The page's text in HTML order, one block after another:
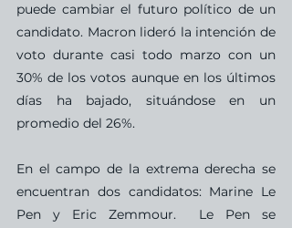
puede cambiar el futuro político de un
candidato. Macron lideró la intención de
voto durante casi todo marzo con un
30% de los votos aunque en los últimos
días ha bajado, situándose en un
promedio del 26%.
En el campo de la extrema derecha se
encuentran dos candidatos: Marine Le
Pen y Eric Zemmour.  Le Pen se